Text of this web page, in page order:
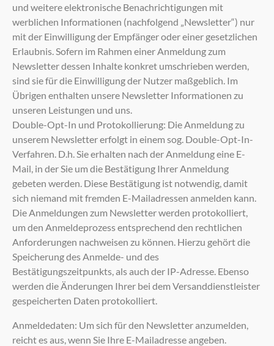
und weitere elektronische Benachrichtigungen mit
werblichen Informationen (nachfolgend „Newsletter“) nur
mit der Einwilligung der Empfänger oder einer gesetzlichen
Erlaubnis. Sofern im Rahmen einer Anmeldung zum
Newsletter dessen Inhalte konkret umschrieben werden,
sind sie für die Einwilligung der Nutzer maßgeblich. Im
Übrigen enthalten unsere Newsletter Informationen zu
unseren Leistungen und uns.
Double-Opt-In und Protokollierung: Die Anmeldung zu
unserem Newsletter erfolgt in einem sog. Double-Opt-In-
Verfahren. D.h. Sie erhalten nach der Anmeldung eine E-
Mail, in der Sie um die Bestätigung Ihrer Anmeldung
gebeten werden. Diese Bestätigung ist notwendig, damit
sich niemand mit fremden E-Mailadressen anmelden kann.
Die Anmeldungen zum Newsletter werden protokolliert,
um den Anmeldeprozess entsprechend den rechtlichen
Anforderungen nachweisen zu können. Hierzu gehört die
Speicherung des Anmelde- und des
Bestätigungszeitpunkts, als auch der IP-Adresse. Ebenso
werden die Änderungen Ihrer bei dem Versanddienstleister
gespeicherten Daten protokolliert.
Anmeldedaten: Um sich für den Newsletter anzumelden,
reicht es aus, wenn Sie Ihre E-Mailadresse angeben.